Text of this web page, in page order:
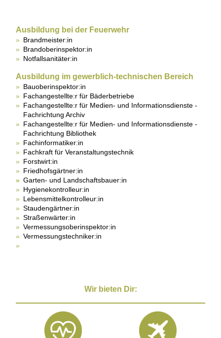
Ausbildung bei der Feuerwehr
Brandmeister:in
Brandoberinspektor:in
Notfallsanitäter:in
Ausbildung im gewerblich-technischen Bereich
Bauoberinspektor:in
Fachangestellte:r für Bäderbetriebe
Fachangestellte:r für Medien- und Informationsdienste -
Fachrichtung Archiv
Fachangestellte:r für Medien- und Informationsdienste -
Fachrichtung Bibliothek
Fachinformatiker:in
Fachkraft für Veranstaltungstechnik
Forstwirt:in
Friedhofsgärtner:in
Garten- und Landschaftsbauer:in
Hygienekontrolleur:in
Lebensmittelkontrolleur:in
Staudengärtner:in
Straßenwärter:in
Vermessungsoberinspektor:in
Vermessungstechniker:in
Wir bieten Dir: